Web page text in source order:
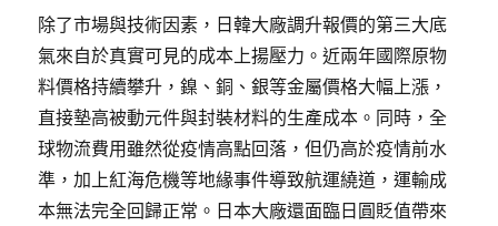
除了市場與技術因素，日韓大廠調升報價的第三大底
氣來自於真實可見的成本上揚壓力。近兩年國際原物
料價格持續攀升，鎳、銅、銀等金屬價格大幅上漲，
直接墊高被動元件與封裝材料的生產成本。同時，全
球物流費用雖然從疫情高點回落，但仍高於疫情前水
準，加上紅海危機等地緣事件導致航運繞道，運輸成
本無法完全回歸正常。日本大廠還面臨日圓貶值帶來